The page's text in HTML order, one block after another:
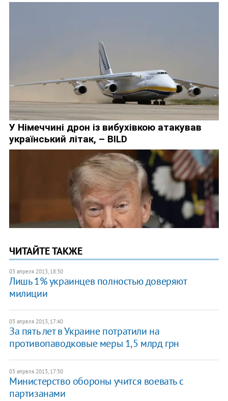
ЧИТАЙТЕ ТАКЖЕ
03 апреля 2013, 18:30
Лишь 1% украинцев полностью доверяют
милиции
03 апреля 2013, 17:40
За пять лет в Украине потратили на
противопаводковые меры 1,5 млрд грн
03 апреля 2013, 17:30
Министерство обороны учится воевать с
партизанами